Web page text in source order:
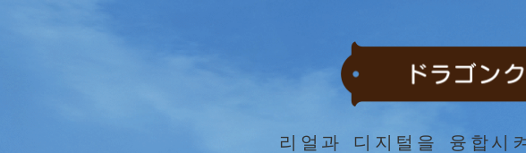
리얼과 디지털을 융합시